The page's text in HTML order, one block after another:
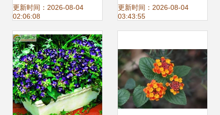
更新时间：2026-08-04
02:06:08
践，助你提高种子
更新时间：2026-08-04
03:43:55